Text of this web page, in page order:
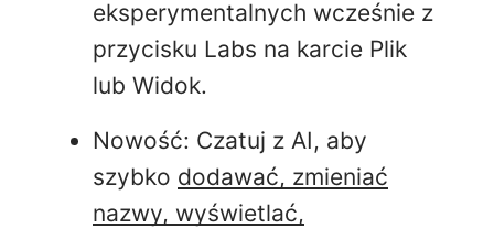
eksperymentalnych wcześnie z
przycisku Labs na karcie Plik
lub Widok.
Nowość: Czatuj z AI, aby
szybko dodawać, zmieniać
nazwy, wyświetlać,